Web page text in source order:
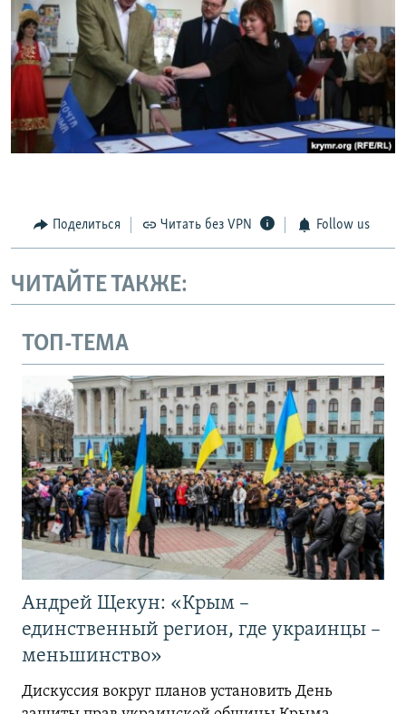
Поделиться Читать без VPN Follow us
ЧИТАЙТЕ ТАКЖЕ:
ТОП-ТЕМА
Андрей Щекун: «Крым –
единственный регион, где украинцы –
меньшинство»
Дискуссия вокруг планов установить День